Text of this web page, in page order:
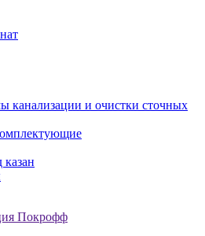
канализации и очистки сточных
Покрофф